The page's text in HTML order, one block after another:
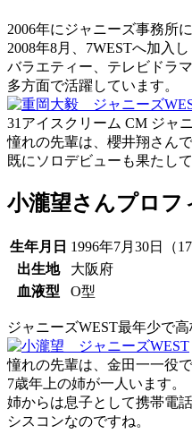
2006年にジャニーズ事務所に
2008年8月、7WESTへ加入し
バラエティー、テレビドラ
多方面で活躍しています。
31アイスクリーム CM ジャ
憧れの先輩は、 櫻井翔さん
既にソロデビューも果たして
小瀧望さんプロフ
生年月日 1996年7月30日（17
出生地
大阪府
血液型
O型
ジャニーズWEST最年少で高
憧れの先輩は、金田一一役
7歳年上の姉が一人います。
姉からは息子として携帯電
シスコンなのですね。